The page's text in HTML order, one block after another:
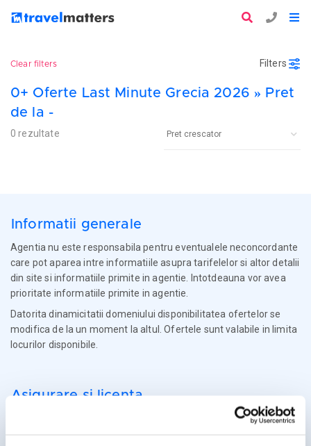
Clear filters Filters
0+ Oferte Last Minute Grecia 2026 » Pret
de la -
0 rezultate
Informatii generale
Agentia nu este responsabila pentru eventualele neconcordante
care pot aparea intre informatiile asupra tarifelelor si altor detalii
din site si informatiile primite in agentie. Intotdeauna vor avea
prioritate informatiile primite in agentie.
Datorita dinamicitatii domeniului disponibilitatea ofertelor se
modifica de la un moment la altul. Ofertele sunt valabile in limita
locurilor disponibile.
Asigurare si licenta
Agentia Travel Matters functioneaza sub Licenta de Turism nr.